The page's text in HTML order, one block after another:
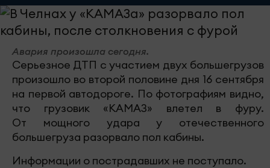
Авария произошла сегодня.
Серьезное ДТП с участием двух большегрузов
произошло во второй половине дня 16 сентября
на первой автодороге. По фотографиям видно,
что грузовик «КАМАЗ» влетел в фуру.
От мощного удара у отечественного
большегруза разорвало пол кабины.
Информации о пострадавших не поступало.